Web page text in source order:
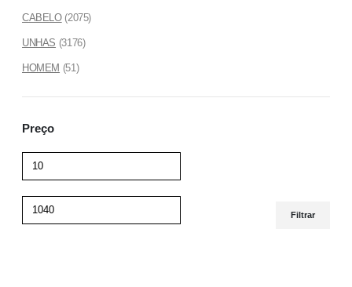
CABELO (2075)
UNHAS (3176)
HOMEM (51)
Preço
Filtrar